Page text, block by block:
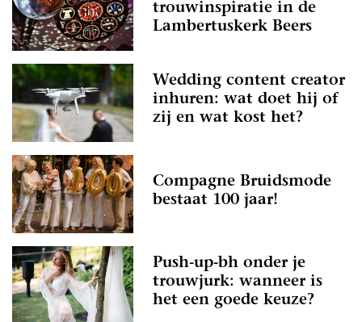
trouwinspiratie in de
Lambertuskerk Beers
Wedding content creator
inhuren: wat doet hij of
zij en wat kost het?
Compagne Bruidsmode
bestaat 100 jaar!
Push-up-bh onder je
trouwjurk: wanneer is
het een goede keuze?